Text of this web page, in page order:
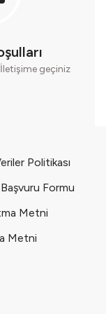
geçiniz
Politikası
Başvuru Formu
Metni
Metni